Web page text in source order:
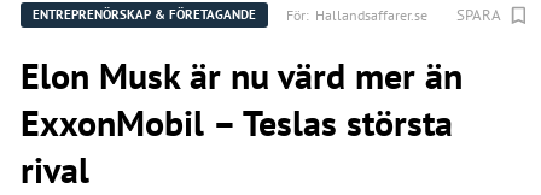
ENTREPRENÖRSKAP & FÖRETAGANDE För: Hallandsaffarer.se SPARA
Elon Musk är nu värd mer än
ExxonMobil – Teslas största
rival